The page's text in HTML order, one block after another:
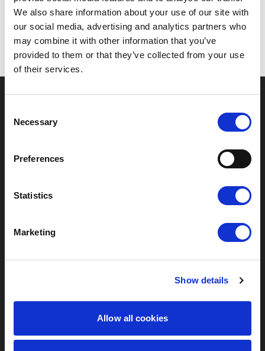
We also share information about your use of our site with
our social media, advertising and analytics partners who
may combine it with other information that you’ve
provided to them or that they’ve collected from your use
of their services.
Selection
Necessary
Preferences
Statistics
Marketing
Show details
Allow all cookies
najpopularniejsze
szablony
nowoczesne. Wybierz styl, który najlepiej pasuje do
Twojej marki, i dopasuj go w intuicyjnym kreatorze.
Kilka kliknięć wystarczy, by stworzyć projekt, który
Ulotki